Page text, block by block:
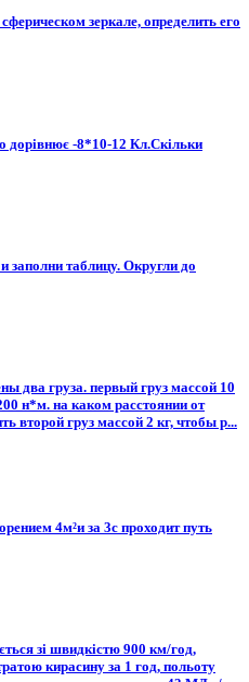
зеркале, определить его
дорівнює -8*10-12 Кл.Скільки
таблицу. Округли до
два груза. первый груз массой 10
н*м. на каком расстоянии от
второй груз массой 2 кг, чтобы р...
4м²и за 3с проходит путь
зі швидкістю 900 км/год,
кирасину за 1 год, польоту